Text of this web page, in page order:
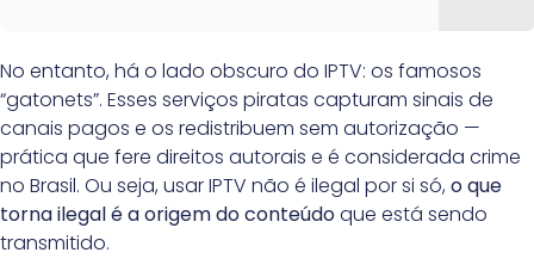
No entanto, há o lado obscuro do IPTV: os famosos
“gatonets”. Esses serviços piratas capturam sinais de
canais pagos e os redistribuem sem autorização —
prática que fere direitos autorais e é considerada crime
no Brasil. Ou seja, usar IPTV não é ilegal por si só,o que
torna ilegal é a origem do conteúdoque está sendo
transmitido.